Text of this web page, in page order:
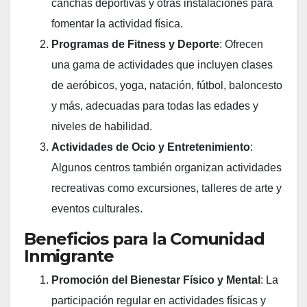
canchas deportivas y otras instalaciones para
fomentar la actividad física.
Programas de Fitness y Deporte: Ofrecen
una gama de actividades que incluyen clases
de aeróbicos, yoga, natación, fútbol, baloncesto
y más, adecuadas para todas las edades y
niveles de habilidad.
Actividades de Ocio y Entretenimiento:
Algunos centros también organizan actividades
recreativas como excursiones, talleres de arte y
eventos culturales.
Beneficios para la Comunidad
Inmigrante
Promoción del Bienestar Físico y Mental : La
participación regular en actividades físicas y